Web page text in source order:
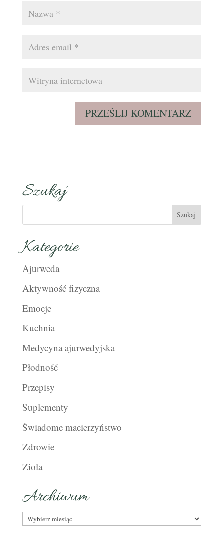
Szukaj
Kategorie
Ajurweda
Aktywność fizyczna
Emocje
Kuchnia
Medycyna ajurwedyjska
Płodność
Przepisy
Suplementy
Świadome macierzyństwo
Zdrowie
Zioła
Archiwum
Archiwum